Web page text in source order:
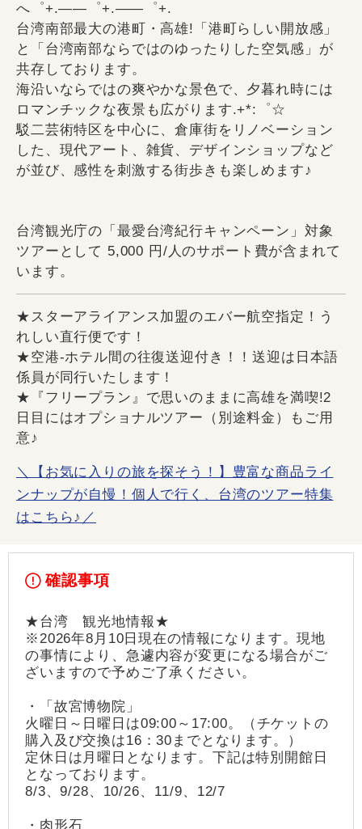
へ゜+.――゜+.――゜+.
台湾南部最大の港町・高雄!「港町らしい開放感」
と「台湾南部ならではのゆったりした空気感」が
共存しております。
海沿いならではの爽やかな景色で、夕暮れ時には
ロマンチックな夜景も広がります.+*:゜☆
駁二芸術特区を中心に、倉庫街をリノベーション
した、現代アート、雑貨、デザインショップなど
が並び、感性を刺激する街歩きも楽しめます♪
台湾観光庁の「最愛台湾紀行キャンペーン」対象
ツアーとして 5,000 円/人のサポート費が含まれて
います。
★スターアライアンス加盟のエバー航空指定！う
れしい直行便です！
★空港-ホテル間の往復送迎付き！！送迎は日本語
係員が同行いたします！
★『フリープラン』で思いのままに高雄を満喫!2
日目にはオプショナルツアー（別途料金）もご用
意♪
＼【お気に入りの旅を探そう！】豊富な商品ライ
ンナップが自慢！個人で行く、台湾のツアー特集
はこちら♪／
確認事項
★台湾 観光地情報★
※2026年8月10日現在の情報になります。現地
の事情により、急遽内容が変更になる場合がご
ざいますので予めご了承ください。
・「故宮博物院」
火曜日～日曜日は09:00～17:00。（チケットの
購入及び交換は16：30までとなります。）
定休日は月曜日となります。下記は特別開館日
となっております。
8/3、9/28、10/26、11/9、12/7
・肉形石